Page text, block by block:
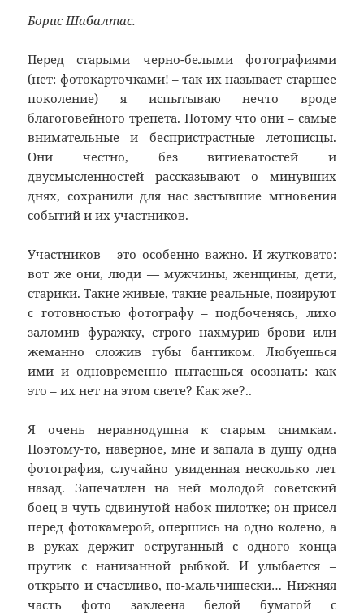
Борис Шабалтас.
Перед старыми черно-белыми фотографиями
(нет: фотокарточками! – так их называет старшее
поколение) я испытываю нечто вроде
благоговейного трепета. Потому что они – самые
внимательные и беспристрастные летописцы.
Они честно, без витиеватостей и
двусмысленностей рассказывают о минувших
днях, сохранили для нас застывшие мгновения
событий и их участников.
Участников – это особенно важно. И жутковато:
вот же они, люди — мужчины, женщины, дети,
старики. Такие живые, такие реальные, позируют
с готовностью фотографу – подбоченясь, лихо
заломив фуражку, строго нахмурив брови или
жеманно сложив губы бантиком. Любуешься
ими и одновременно пытаешься осознать: как
это – их нет на этом свете? Как же?..
Я очень неравнодушна к старым снимкам.
Поэтому-то, наверное, мне и запала в душу одна
фотография, случайно увиденная несколько лет
назад. Запечатлен на ней молодой советский
боец в чуть сдвинутой набок пилотке; он присел
перед фотокамерой, опершись на одно колено, а
в руках держит оструганный с одного конца
прутик с нанизанной рыбкой. И улыбается –
открыто и счастливо, по-мальчишески… Нижняя
часть фото заклеена белой бумагой с